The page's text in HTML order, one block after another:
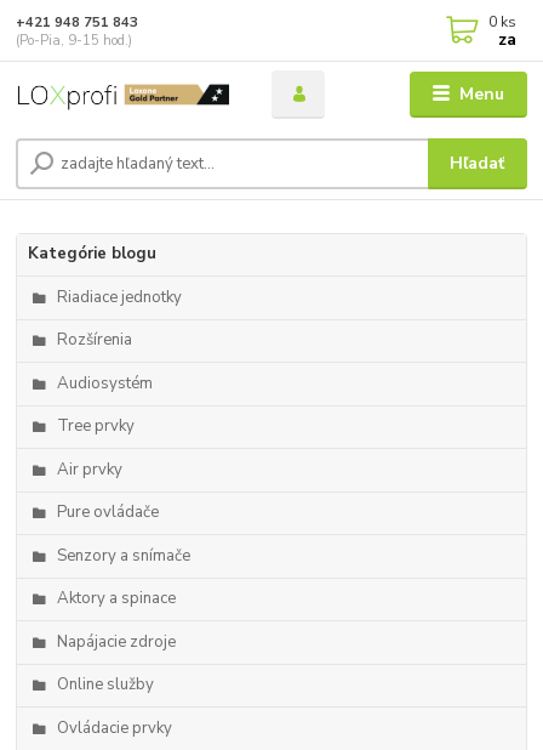
Menu
Hľadať
+421 948 751 843
(Po-Pia, 9-15 hod.)
0 ks
za
Kategórie blogu
Riadiace jednotky
Rozšírenia
Audiosystém
Tree prvky
Air prvky
Pure ovládače
Senzory a snímače
Aktory a spinace
Napájacie zdroje
Online služby
Ovládacie prvky